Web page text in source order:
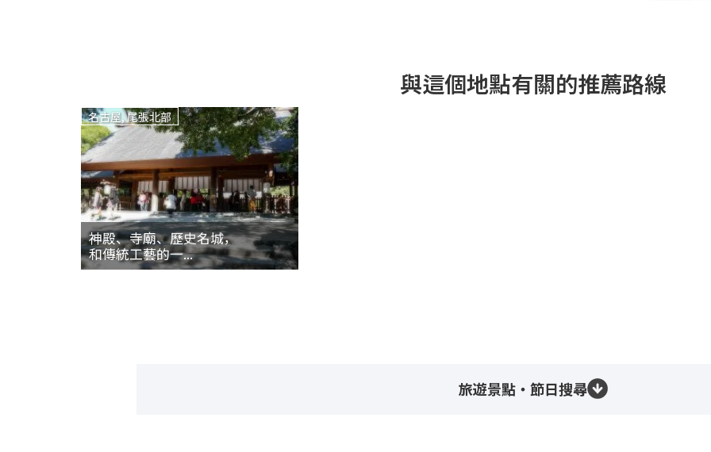
與這個地點有關的推薦路線
名古屋, 尾張北部
神殿、寺廟、歷史名城，
和傳統工藝的一...
旅遊景點・節日搜尋